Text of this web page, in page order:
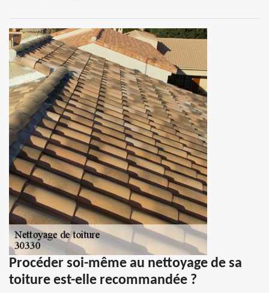
Procéder soi-même au nettoyage de sa
toiture est-elle recommandée ?